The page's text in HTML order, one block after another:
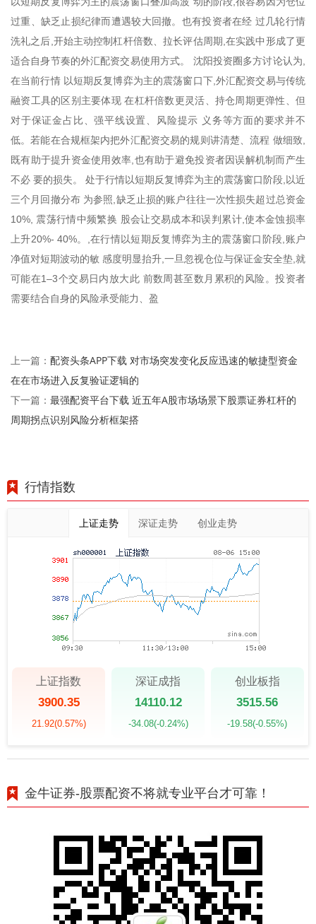
过重、缺乏止损纪律而遭遇较大回撤。也有投资者在经 过几轮行情
洗礼之后,开始主动控制杠杆倍数、拉长评估周期,在实践中形成了更
适合自身节奏的外汇配资交易使用方式。 沈阳投资圈多方讨论认为,
在当前行情 以短期反复博弈为主的震荡窗口下,外汇配资交易与传统
融资工具的区别主要体现 在杠杆倍数更灵活、持仓周期更弹性、但
对于保证金占比、强平线设置、风险提示 义务等方面的要求并不
低。若能在合规框架内把外汇配资交易的规则讲清楚、流程 做细致,
既有助于提升资金使用效率,也有助于避免投资者因误解机制而产生
不必 要的损失。 处于行情以短期反复博弈为主的震荡窗口阶段,以近
三个月回撤分布 为参照,缺乏止损的账户往往一次性损失超过总资金
10%, 震荡行情中频繁换 股会让交易成本和误判累计,使本金蚀损率
上升20%- 40%。,在行情以短期反复博弈为主的震荡窗口阶段,账户
净值对短期波动的敏 感度明显抬升,一旦忽视仓位与保证金安全垫,就
可能在1–3个交易日内放大此 前数周甚至数月累积的风险。投资者
需要结合自身的风险承受能力、盈
上一篇： 配资头条APP下载 对市场突发变化反应迅速的敏捷型资金
在在市场进入反复验证逻辑的
下一篇： 最强配资平台下载 近五年A股市场场景下股票证券杠杆的
周期拐点识别风险分析框架搭
行情指数
上证走势 深证走势 创业走势
上证指数
3900.35
21.92(0.57%)
深证成指
14110.12
-34.08(-0.24%)
创业板指
3515.56
-19.58(-0.55%)
金牛证券-股票配资不将就专业平台才可靠！